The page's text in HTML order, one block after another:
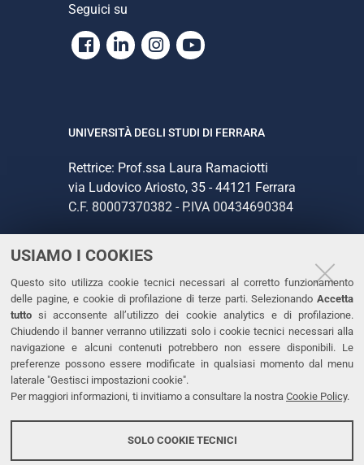
USIAMO I COOKIES
Questo sito utilizza cookie tecnici necessari al corretto funzionamento
delle pagine, e cookie di profilazione di terze parti. Selezionando Accetta
tutto si acconsente all’utilizzo dei cookie analytics e di profilazione.
Chiudendo il banner verranno utilizzati solo i cookie tecnici necessari alla
navigazione e alcuni contenuti potrebbero non essere disponibili. Le
preferenze possono essere modificate in qualsiasi momento dal menu
laterale "Gestisci impostazioni cookie".
Per maggiori informazioni, ti invitiamo a consultare la nostra Cookie Policy.
SOLO COOKIE TECNICI
Seguici su
Facebook
LinkedinInstagram
Youtube
UNIVERSITÀ DEGLI STUDI DI FERRARA
Rettrice: Prof.ssa Laura Ramaciotti
via Ludovico Ariosto, 35 - 44121 Ferrara
C.F. 80007370382 - P.IVA 00434690384
CONTATTI
Tel. +39 0532 293111
Fax. +39 0532 293031
PEC
LINKS
Dichiarazione di accessibilità